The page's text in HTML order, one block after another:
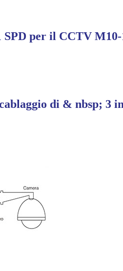
per il CCTV
di & nbsp; 3